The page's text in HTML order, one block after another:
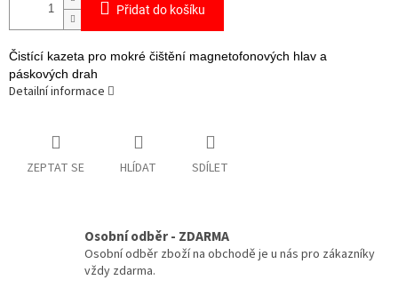
Přidat do košíku
Čistící kazeta pro mokré čištění magnetofonových hlav a
páskových drah
Detailní informace
ZEPTAT SE HLÍDAT SDÍLET
Osobní odběr - ZDARMA
Osobní odběr zboží na obchodě je u nás pro zákazníky
vždy zdarma.